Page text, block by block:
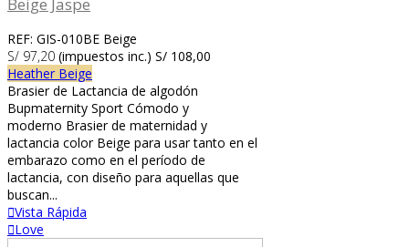
REF: GIS-010BE Beige
S/ 97,20 (impuestos inc.) S/ 108,00
Heather Beige
Brasier de Lactancia de algodón
Bupmaternity Sport Cómodo y
moderno Brasier de maternidad y
lactancia color Beige para usar tanto en el
embarazo como en el período de
lactancia, con diseño para aquellas que
buscan...
Vista Rápida
Love